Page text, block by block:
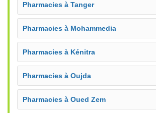
Pharmacies à Tanger
Pharmacies à Mohammedia
Pharmacies à Kénitra
Pharmacies à Oujda
Pharmacies à Oued Zem